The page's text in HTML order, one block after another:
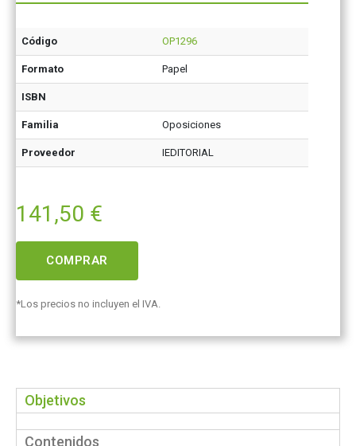
Código OP1296
Formato Papel
ISBN
Familia Oposiciones
Proveedor IEDITORIAL
141,50 €
COMPRAR
*Los precios no incluyen el IVA.
Objetivos
Contenidos